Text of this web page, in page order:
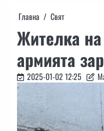
Главна Свят
Жителка на
армията
2025-01-02 12:25